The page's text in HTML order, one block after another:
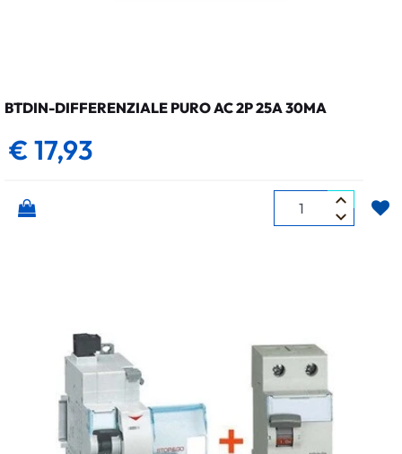
BTDIN-DIFFERENZIALE PURO AC 2P 25A 30MA
€ 17,93
Quantità